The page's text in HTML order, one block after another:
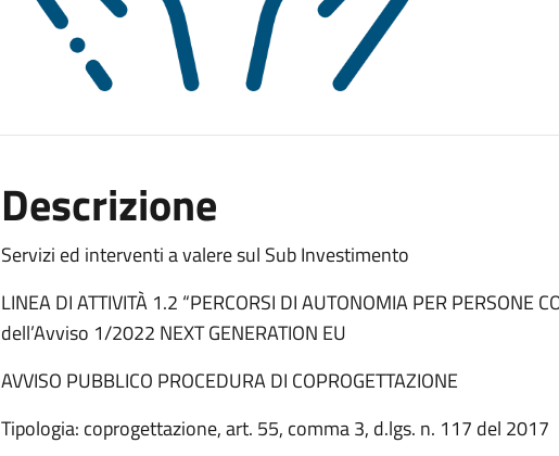
Descrizione
Servizi ed interventi a valere sul Sub Investimento
LINEA DI ATTIVITÀ 1.2 “PERCORSI DI AUTONOMIA PER PERSONE
dell’Avviso 1/2022 NEXT GENERATION EU
AVVISO PUBBLICO PROCEDURA DI COPROGETTAZIONE
Tipologia: coprogettazione, art. 55, comma 3, d.lgs. n. 117 del 2017